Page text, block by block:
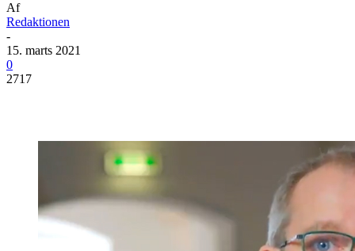
Af
Redaktionen
-
15. marts 2021
0
2717